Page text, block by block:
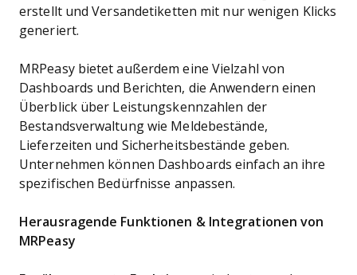
erstellt und Versandetiketten mit nur wenigen Klicks
generiert.
MRPeasy bietet außerdem eine Vielzahl von
Dashboards und Berichten, die Anwendern einen
Überblick über Leistungskennzahlen der
Bestandsverwaltung wie Meldebestände,
Lieferzeiten und Sicherheitsbestände geben.
Unternehmen können Dashboards einfach an ihre
spezifischen Bedürfnisse anpassen.
Herausragende Funktionen & Integrationen von
MRPeasy